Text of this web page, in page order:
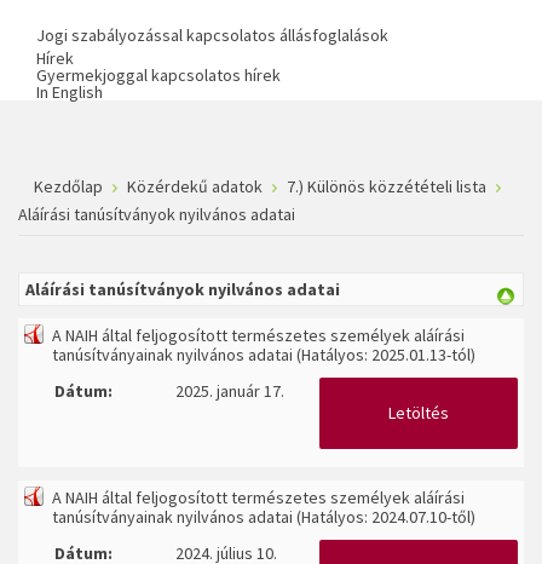
Jogi szabályozással kapcsolatos állásfoglalások
Hírek
Gyermekjoggal kapcsolatos hírek
In English
Kezdőlap Közérdekű adatok
7.) Különös közzétételi lista
Aláírási tanúsítványok nyilvános adatai
Aláírási tanúsítványok nyilvános adatai
A NAIH által feljogosított természetes személyek aláírási
tanúsítványainak nyilvános adatai (Hatályos: 2025.01.13-tól)
Dátum:
2025. január 17.
Letöltés
A NAIH által feljogosított természetes személyek aláírási
tanúsítványainak nyilvános adatai (Hatályos: 2024.07.10-től)
Dátum:
2024. július 10.